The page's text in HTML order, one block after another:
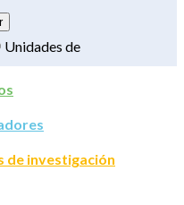
Unidades de
de investigación